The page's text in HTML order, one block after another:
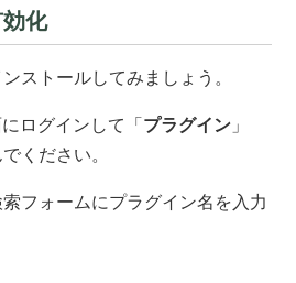
化
ストールしてみましょう。
ログインして「 プラグイン 」
ください。
フォームにプラグイン名を入力